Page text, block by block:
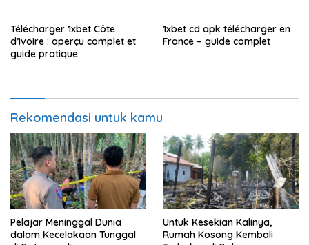
Télécharger 1xbet Côte
d’Ivoire : aperçu complet et
guide pratique
1xbet cd apk télécharger en
France – guide complet
Rekomendasi untuk kamu
Pelajar Meninggal Dunia
dalam Kecelakaan Tunggal
Untuk Kesekian Kalinya,
Rumah Kosong Kembali